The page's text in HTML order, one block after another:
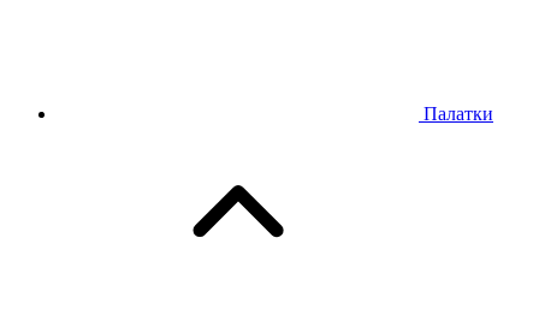
Палатки